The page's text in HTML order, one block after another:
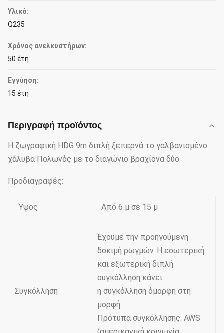
Υλικό:
Q235
Χρόνος ανελκυστήρων:
50 έτη
Εγγύηση:
15 έτη
Περιγραφή προϊόντος
Η ζωγραφική HDG 9m διπλή ξεπερνά το γαλβανισμένο
χάλυβα Πολωνός με το διαγώνιο βραχίονα δύο
Προδιαγραφές:
Ύψος Από 6 μ σε 15 μ
Συγκόλληση
Έχουμε την προηγούμενη
δοκιμή ρωγμών. Η εσωτερική
και εξωτερική διπλή
συγκόλληση κάνει
η συγκόλληση όμορφη στη
μορφή
Πρότυπα συγκόλλησης: AWS